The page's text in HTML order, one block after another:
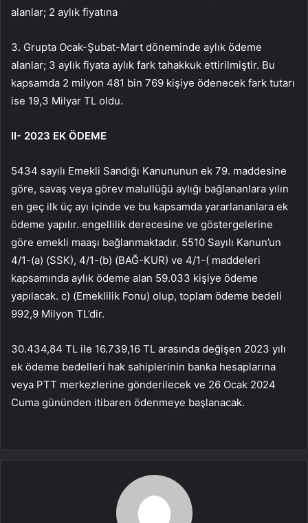
alanlar; 2 aylık fiyatına
3. Grupta Ocak-Şubat-Mart döneminde aylık ödeme
alanlar; 3 aylık fiyata aylık fark tahakkuk ettirilmiştir. Bu
kapsamda 2 milyon 481 bin 769 kişiye ödenecek fark tutarı
ise 19,3 Milyar TL oldu.
II- 2023 EK ÖDEME
5434 sayılı Emekli Sandığı Kanununun ek 79. maddesine
göre, savaş veya görev malullüğü aylığı bağlananlara yılın
en geç ilk üç ayı içinde ve bu kapsamda yararlananlara ek
ödeme yapılır. engellilik derecesine ve göstergelerine
göre emekli maaşı bağlanmaktadır. 5510 Sayılı Kanun’un
4/1-(a) (SSK), 4/1-(b) (BAĞ-KUR) ve 4/1-( maddeleri
kapsamında aylık ödeme alan 59.033 kişiye ödeme
yapılacak. c) (Emeklilik Fonu) olup, toplam ödeme bedeli
992,9 Milyon TL’dir.
30.434,84 TL ile 16.739,16 TL arasında değişen 2023 yılı
ek ödeme bedelleri hak sahiplerinin banka hesaplarına
veya PTT merkezlerine gönderilecek ve 26 Ocak 2024
Cuma gününden itibaren ödenmeye başlanacak.